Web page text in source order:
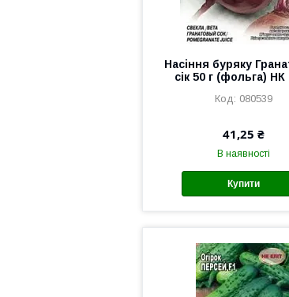
Насіння буряку
сік 50 г (фольга) НК
080539
41,25 ₴
В наявності
Купити